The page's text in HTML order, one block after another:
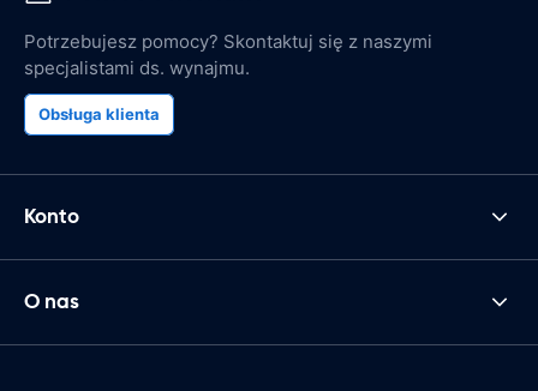
Potrzebujesz pomocy? Skontaktuj się z naszymi
specjalistami ds. wynajmu.
Obsługa klienta
Konto
O nas